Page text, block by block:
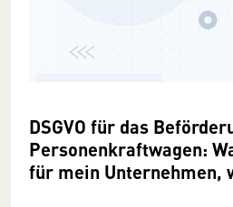
DSGVO für das
Personenkraftwagen:
für mein Unternehmen,